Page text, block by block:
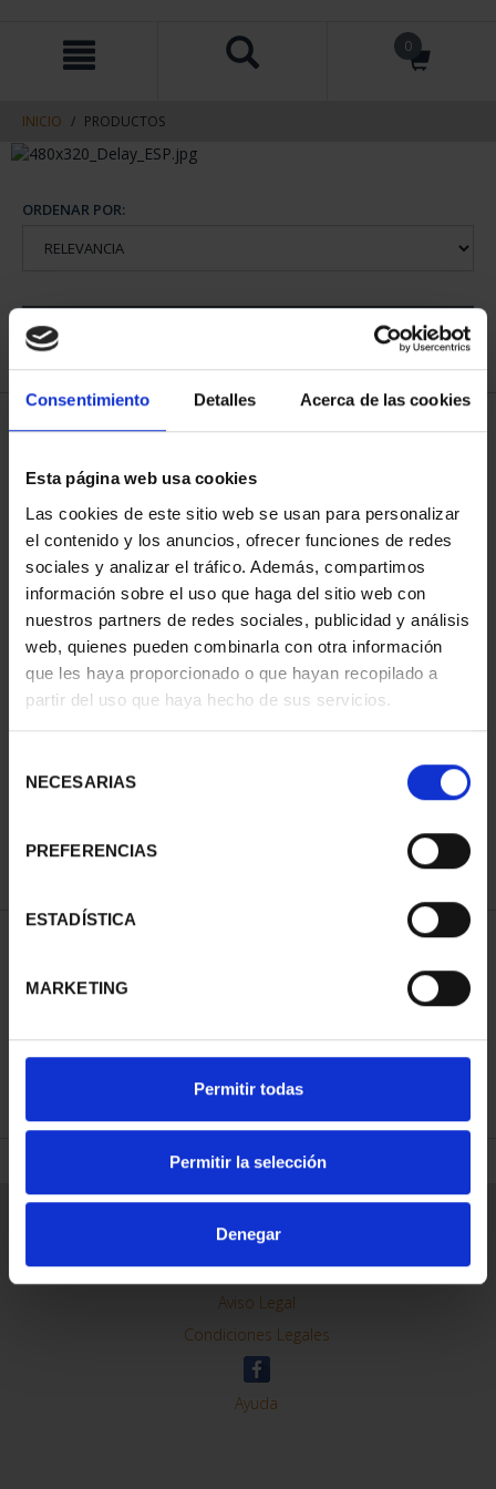
Consentimiento Detalles Acerca de las cookies
Esta página web usa cookies
Las cookies de este sitio web se usan para personalizar
el contenido y los anuncios, ofrecer funciones de redes
sociales y analizar el tráfico. Además, compartimos
información sobre el uso que haga del sitio web con
nuestros partners de redes sociales, publicidad y análisis
web, quienes pueden combinarla con otra información
que les haya proporcionado o que hayan recopilado a
partir del uso que haya hecho de sus servicios.
NECESARIAS
PREFERENCIAS
ESTADÍSTICA
MARKETING
Permitir todas
Permitir la selección
Denegar
contenido
navegacin
0
INICIO PRODUCTOS
ORDENAR POR:
1 Productos encontrados
73,00 €
REFINAR
Contacto
Preguntas Frequentes (FAQs)
Aviso Legal
Condiciones Legales
Ayuda